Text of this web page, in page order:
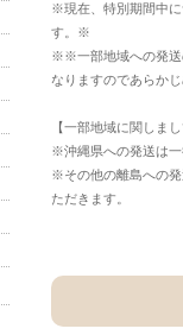
※現在、特別期間中に
す。※
※※一部地域への発送
なりますのであらか
【一部地域に関しまし
※沖縄県への発送は一
※その他の離島への
ただきます。